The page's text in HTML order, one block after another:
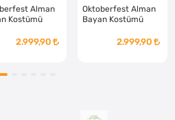
Alman
Kostümü
2.999,90
Oktoberfest Alman
Bayan Kostümü
2.999,90